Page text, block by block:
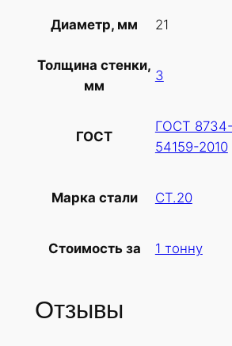
а
д
Диаметр, мм 21
Толщина стенки,
мм
3
ГОСТ
ГОСТ
54159-2010
Марка стали СТ.20
Стоимость за 1 тонну
Отзывы